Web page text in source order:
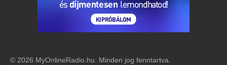
© 2026 MyOnlineRadio.hu. Minden jog fenntartva.